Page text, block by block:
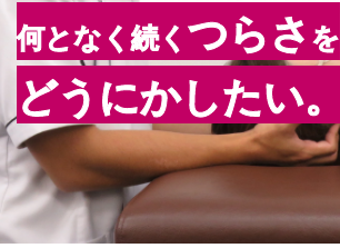
何となく続く つらさを
どうにかしたい。